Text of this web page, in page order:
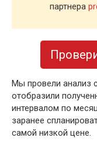
партнера
Мы провели анализ
отобразили
интервалом по
заранее
самой низкой цене.